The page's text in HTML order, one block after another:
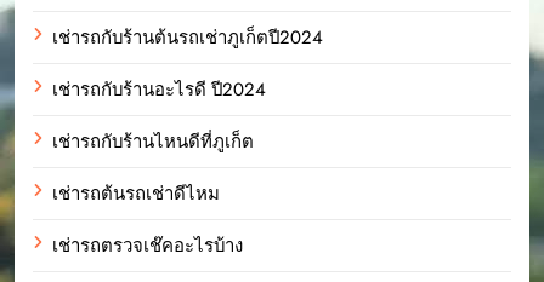
เช่ารถกับร้านต้นรถเช่าภูเก็ตปี2024
เช่ารถกับร้านอะไรดี ปี2024
เช่ารถกับร้านไหนดีที่ภูเก็ต
เช่ารถต้นรถเช่าดีไหม
เช่ารถตรวจเช๊คอะไรบ้าง